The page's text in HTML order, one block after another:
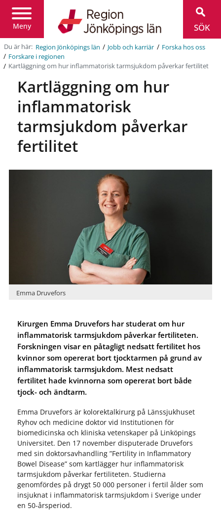
Meny
Jönköpings
län
SÖK
Du är här: Region Jönköpings län / Jobb och karriär / Forska hos oss
/ Forskare i regionen
/ Kartläggning om hur inflammatorisk tarmsjukdom påverkar fertilitet
Kartläggning om hur
inflammatorisk
tarmsjukdom påverkar
fertilitet
Emma Druvefors
Kirurgen Emma Druvefors har studerat om hur
inflammatorisk tarmsjukdom påverkar fertiliteten.
Forskningen visar en påtagligt nedsatt fertilitet hos
kvinnor som opererat bort tjocktarmen på grund av
inflammatorisk tarmsjukdom. Mest nedsatt
fertilitet hade kvinnorna som opererat bort både
tjock- och ändtarm.
Emma Druvefors är kolorektalkirurg på Länssjukhuset
Ryhov och medicine doktor vid Institutionen för
biomedicinska och kliniska vetenskaper på Linköpings
Universitet. Den 17 november disputerade Druvefors
med sin doktorsavhandling ”Fertility in Inflammatory
Bowel Disease” som kartlägger hur inflammatorisk
tarmsjukdom påverkar fertiliteten. Studierna
genomfördes på drygt 50 000 personer i fertil ålder som
insjuknat i inflammatorisk tarmsjukdom i Sverige under
en 50-årsperiod.